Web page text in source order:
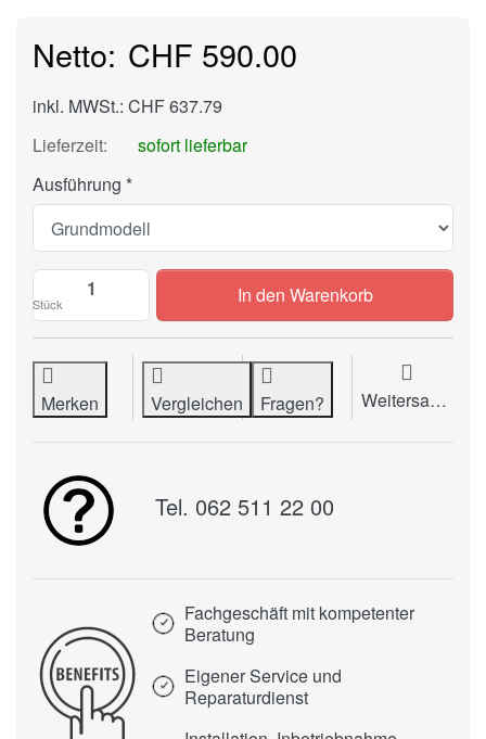
CHF 590.00
inkl. MWSt.: CHF 637.79
Lieferzeit:
sofort lieferbar
Ausführung
Stück
Aktenvernichter HSM SECURIO B24 /
In den Warenkorb
Merken Vergleichen Fragen? Weitersagen
Tel. 062 511 22 00
Fachgeschäft mit kompetenter
Beratung
Eigener Service und
Reparaturdienst